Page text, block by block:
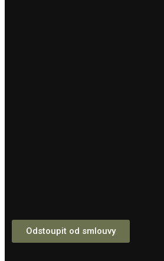
Odstoupit od smlouvy